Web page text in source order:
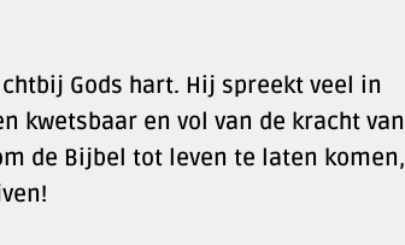
Gods hart. Hij spreekt veel in
kwetsbaar en vol van de kracht van
de Bijbel tot leven te laten komen,